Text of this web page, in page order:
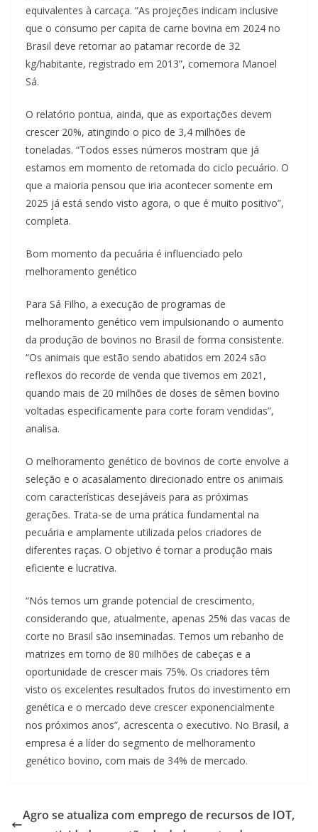
equivalentes à carcaça. “As projeções indicam inclusive
que o consumo per capita de carne bovina em 2024 no
Brasil deve retornar ao patamar recorde de 32
kg/habitante, registrado em 2013”, comemora Manoel
Sá.
O relatório pontua, ainda, que as exportações devem
crescer 20%, atingindo o pico de 3,4 milhões de
toneladas. “Todos esses números mostram que já
estamos em momento de retomada do ciclo pecuário. O
que a maioria pensou que iria acontecer somente em
2025 já está sendo visto agora, o que é muito positivo”,
completa.
Bom momento da pecuária é influenciado pelo
melhoramento genético
Para Sá Filho, a execução de programas de
melhoramento genético vem impulsionando o aumento
da produção de bovinos no Brasil de forma consistente.
“Os animais que estão sendo abatidos em 2024 são
reflexos do recorde de venda que tivemos em 2021,
quando mais de 20 milhões de doses de sêmen bovino
voltadas especificamente para corte foram vendidas”,
analisa.
O melhoramento genético de bovinos de corte envolve a
seleção e o acasalamento direcionado entre os animais
com características desejáveis para as próximas
gerações. Trata-se de uma prática fundamental na
pecuária e amplamente utilizada pelos criadores de
diferentes raças. O objetivo é tornar a produção mais
eficiente e lucrativa.
“Nós temos um grande potencial de crescimento,
considerando que, atualmente, apenas 25% das vacas de
corte no Brasil são inseminadas. Temos um rebanho de
matrizes em torno de 80 milhões de cabeças e a
oportunidade de crescer mais 75%. Os criadores têm
visto os excelentes resultados frutos do investimento em
genética e o mercado deve crescer exponencialmente
nos próximos anos”, acrescenta o executivo. No Brasil, a
empresa é a líder do segmento de melhoramento
genético bovino, com mais de 34% de mercado.
Agro se atualiza com emprego de recursos de IOT,